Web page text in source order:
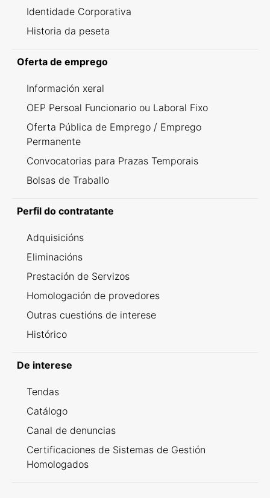
Identidade Corporativa
Historia da peseta
Oferta de emprego
Información xeral
OEP Persoal Funcionario ou Laboral Fixo
Oferta Pública de Emprego / Emprego
Permanente
Convocatorias para Prazas Temporais
Bolsas de Traballo
Perfil do contratante
Adquisicións
Eliminacións
Prestación de Servizos
Homologación de provedores
Outras cuestións de interese
Histórico
De interese
Tendas
Catálogo
Canal de denuncias
Certificaciones de Sistemas de Gestión
Homologados